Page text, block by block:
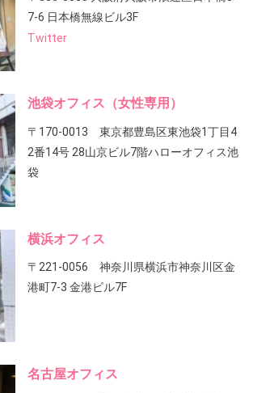
7-6 日本橋無線ビル3F
Twitter
池袋オフィス（女性専用）
〒170-0013 東京都豊島区東池袋1丁目4
2番14号 28山京ビル7階ハローオフィス池
袋
横浜オフィス
〒221-0056 神奈川県横浜市神奈川区金
港町7-3 金港ビル7F
名古屋オフィス